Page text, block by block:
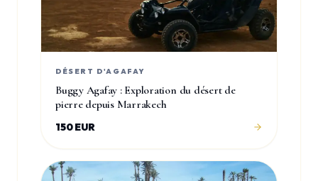
DÉSERT D'AGAFAY
Buggy Agafay : Exploration du désert de
pierre depuis Marrakech
150 EUR